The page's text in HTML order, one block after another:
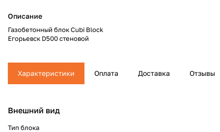
Описание
Газобетонный блок Cubi Block
Егорьевск D500 стеновой
Характеристики Оплата Доставка Отзывы
Внешний вид
Тип блока